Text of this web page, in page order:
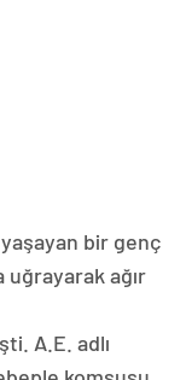
bir genç
uğrayarak ağır
A.E. adlı